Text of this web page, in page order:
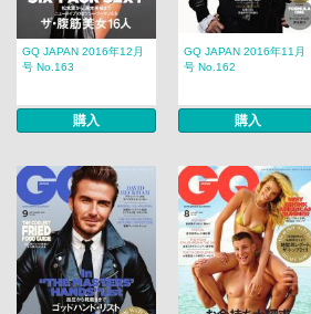
GQ JAPAN 2016年12月
号 No.163
購入
GQ JAPAN 2016年11月
号 No.162
購入